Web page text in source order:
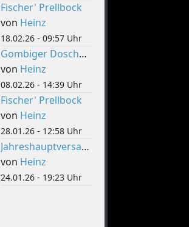
Fischer' Prellbock
von Heinz
18.02.26 - 09:57 Uhr
Gombiger Doschdig
von Heinz
08.02.26 - 14:39 Uhr
Fischer' Prellbock
von Heinz
28.01.26 - 12:58 Uhr
Jahreshauptversammlung
von Heinz
24.01.26 - 19:23 Uhr